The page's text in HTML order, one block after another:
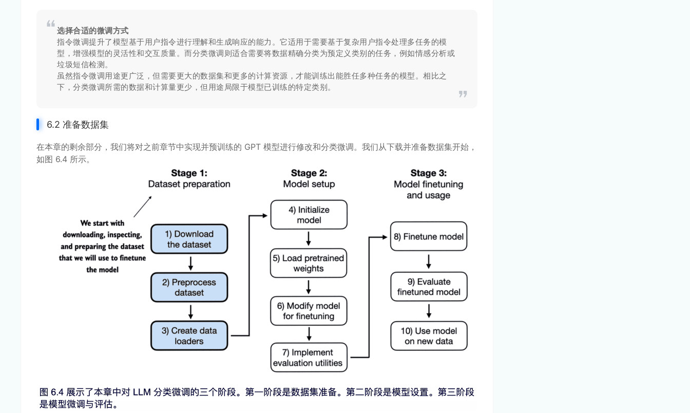
选择合适的微调方式
指令微调提升了模型基于用户指令进行理解和生成响应的能力。它适用于需要基于复杂用户指令处理多任务的模
型，增强模型的灵活性和交互质量。而分类微调则适合需要将数据精确分类为预定义类别的任务，例如情感分析或
垃圾短信检测。
虽然指令微调用途更广泛，但需要更大的数据集和更多的计算资源，才能训练出能胜任多种任务的模型。相比之
下，分类微调所需的数据和计算量更少，但用途局限于模型已训练的特定类别。
6.2 准备数据集
在本章的剩余部分，我们将对之前章节中实现并预训练的 GPT 模型进行修改和分类微调。我们从下载并准备数据集开始，
如图 6.4 所示。